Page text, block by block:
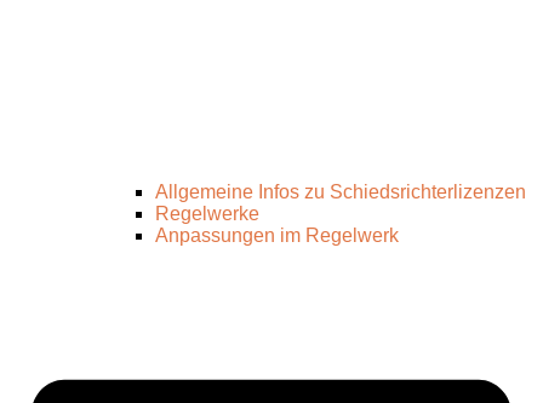
Allgemeine Infos zu Schiedsrichterlizenzen
Regelwerke
Anpassungen im Regelwerk